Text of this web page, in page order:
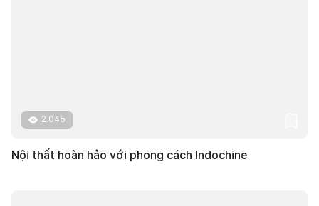
2.045
Nội thất hoàn hảo với phong cách Indochine